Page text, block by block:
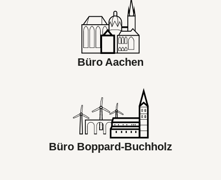
Büro Aachen
Büro Boppard-Buchholz